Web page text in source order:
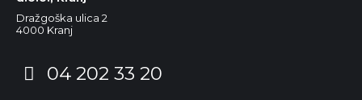
Dražgoška ulica 2
4000 Kranj
04 202 33 20